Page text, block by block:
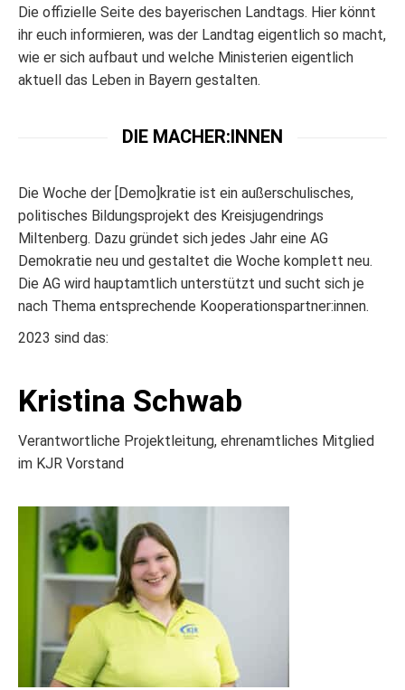
Die offizielle Seite des bayerischen Landtags. Hier könnt
ihr euch informieren, was der Landtag eigentlich so macht,
wie er sich aufbaut und welche Ministerien eigentlich
aktuell das Leben in Bayern gestalten.
DIE MACHER:INNEN
Die Woche der [Demo]kratie ist ein außerschulisches,
politisches Bildungsprojekt des Kreisjugendrings
Miltenberg. Dazu gründet sich jedes Jahr eine AG
Demokratie neu und gestaltet die Woche komplett neu.
Die AG wird hauptamtlich unterstützt und sucht sich je
nach Thema entsprechende Kooperationspartner:innen.
2023 sind das:
Kristina Schwab
Verantwortliche Projektleitung, ehrenamtliches Mitglied
im KJR Vorstand